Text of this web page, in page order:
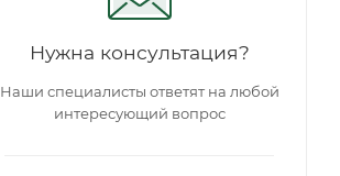
Нужна консультация?
Наши специалисты ответят на любой
интересующий вопрос